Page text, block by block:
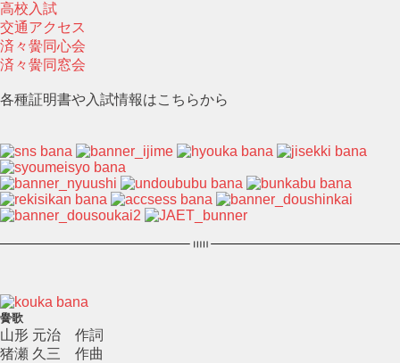
高校入試
交通アクセス
済々黌同心会
済々黌同窓会
各種証明書や入試情報はこちらから
黌歌
山形 元治 作詞
猪瀬 久三 作曲